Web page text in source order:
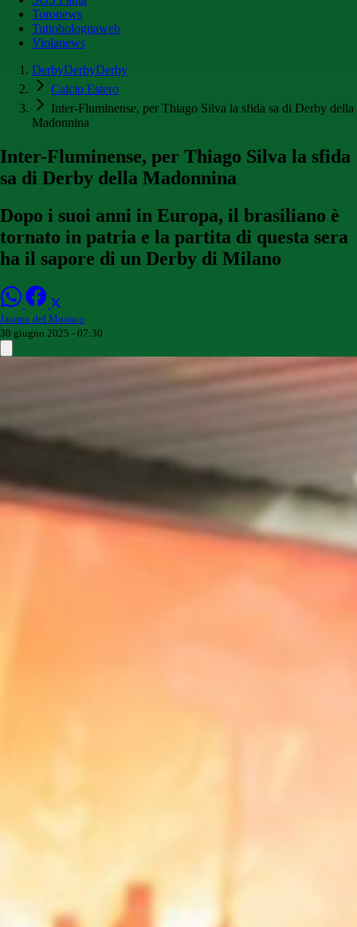
Toronews
Tuttobolognaweb
Violanews
DerbyDerbyDerby
Calcio Estero
Inter-Fluminense, per Thiago Silva la sfida sa di Derby della
Madonnina
Inter-Fluminense, per Thiago Silva la sfida
sa di Derby della Madonnina
Dopo i suoi anni in Europa, il brasiliano è
tornato in patria e la partita di questa sera
ha il sapore di un Derby di Milano
Jacopo del Monaco
30 giugno 2025 - 07:30